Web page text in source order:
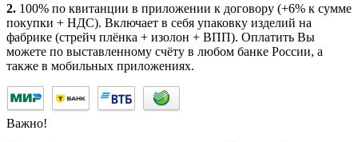
2. 100% по квитанции в приложении к договору (+6% к сумме
покупки + НДС). Включает в себя упаковку изделий на
фабрике (стрейч плёнка + изолон + ВПП). Оплатить Вы
можете по выставленному счёту в любом банке России, а
также в мобильных приложениях.
Важно!